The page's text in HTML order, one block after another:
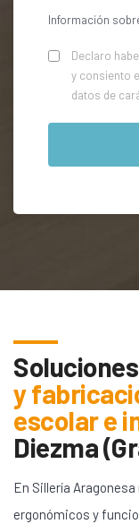
Información
Declaro
y consiento
datos de
y
escolar e
Diezma
En Sillería
ergonómicos y